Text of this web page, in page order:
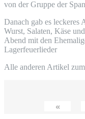
von der Grup­pe der
Danach gab es lecke­res
Wurst, Sala­ten, Käse
Abend mit den
Lagerfeuerlieder
Alle ande­ren Arti­kel
«